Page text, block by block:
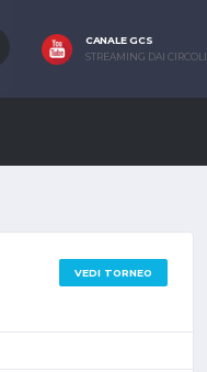
CANALE GCS
STREAMING DAI CIRCOLI
VEDI TORNEO